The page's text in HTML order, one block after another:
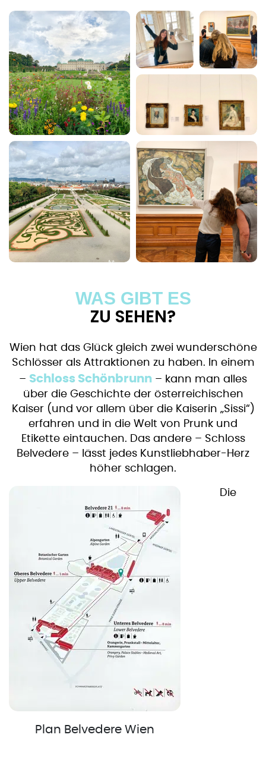
WAS GIBT ES
ZU SEHEN?
Wien hat das Glück gleich zwei wunderschöne
Schlösser als Attraktionen zu haben. In einem
– Schloss Schönbrunn – kann man alles
über die Geschichte der österreichischen
Kaiser (und vor allem über die Kaiserin „Sissi“)
erfahren und in die Welt von Prunk und
Etikette eintauchen. Das andere – Schloss
Belvedere – lässt jedes Kunstliebhaber-Herz
höher schlagen.
Plan Belvedere Wien
Die